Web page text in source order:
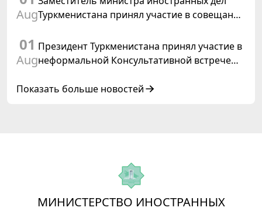
AugТуркменистана принял участие в совещании
сотрудничества «Центральная Азия –
Республика Корея»
01
Aug
Президент Туркменистана принял участие в
неформальной Консультативной встрече
Азербайджанской Республики
Показать больше новостей
МИНИСТЕРСТВО ИНОСТРАННЫХ